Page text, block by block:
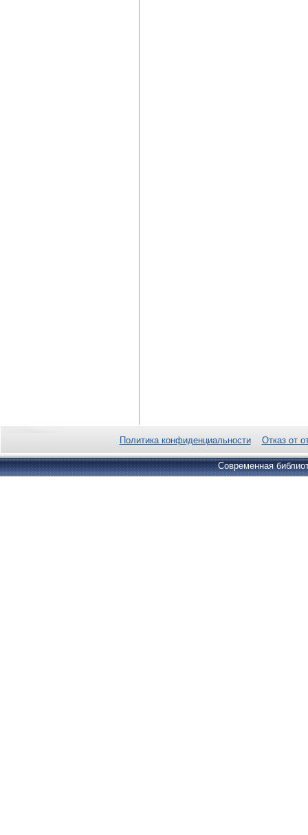
Политика конфиденциальности Отказ от
Современная